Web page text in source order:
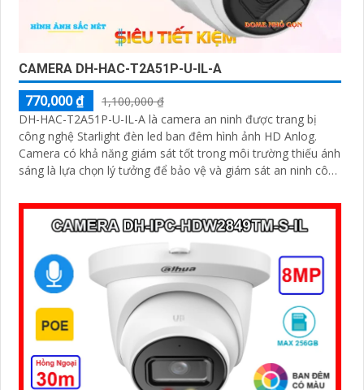
CAMERA DH-HAC-T2A51P-U-IL-A
770,000 ₫
1,100,000 ₫
DH-HAC-T2A51P-U-IL-A là camera an ninh được trang bị
công nghệ Starlight đèn led ban đêm hình ảnh HD Anlog.
Camera có khả năng giám sát tốt trong môi trường thiếu ánh
sáng là lựa chọn lý tưởng để bảo vệ và giám sát an ninh công